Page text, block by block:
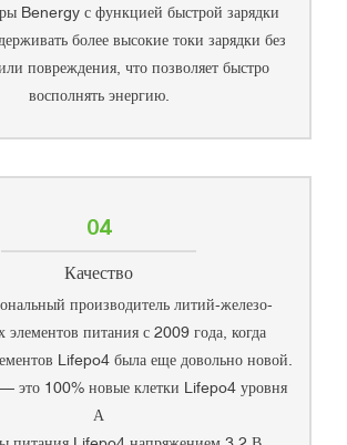
Benergy с функцией быстрой зарядки
более высокие токи зарядки без
повреждения, что позволяет быстро
восполнять энергию.
04
Качество
производитель литий-железо-
элементов питания с 2009 года, когда
Lifepo4 была еще довольно новой.
это 100% новые клетки Lifepo4 уровня
А